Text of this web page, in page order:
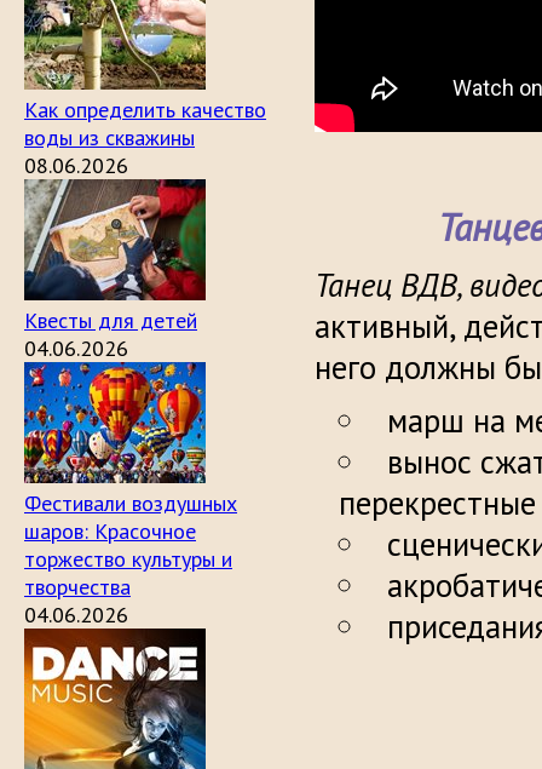
Как определить качество
воды из скважины
08.06.2026
Квесты для детей
04.06.2026
Фестивали воздушных
шаров: Красочное
торжество культуры и
творчества
04.06.2026
Танец ВДВ,
активный,
него должны
марш на
вынос